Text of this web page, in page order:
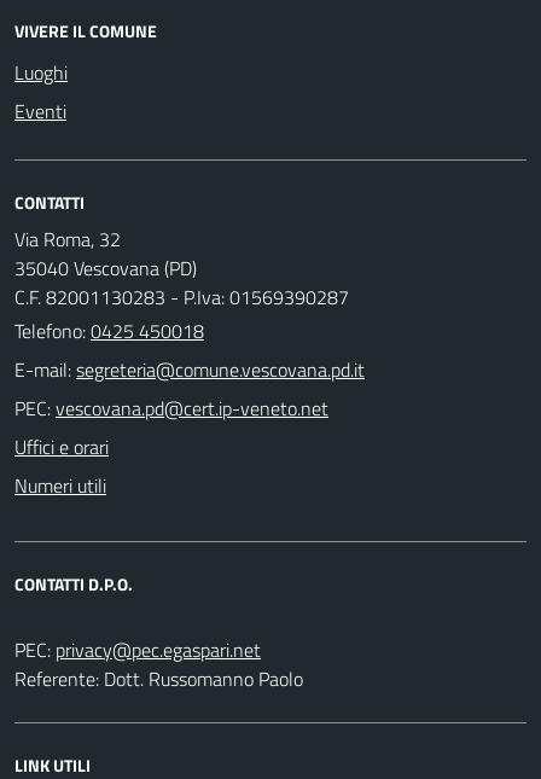
VIVERE IL COMUNE
Luoghi
Eventi
CONTATTI
Via Roma, 32
35040 Vescovana (PD)
C.F. 82001130283 - P.Iva: 01569390287
Telefono:0425 450018
E-mail:
PEC:
Uffici e orari
Numeri utili
CONTATTI D.P.O.
PEC:
Referente: Dott. Russomanno Paolo
LINK UTILI